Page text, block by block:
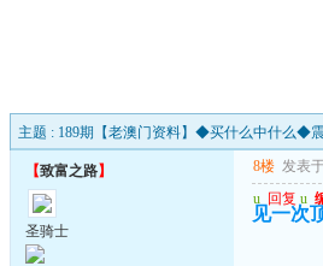
主题 : 189期【老澳门资料】◆买什么中什么◆震
【致富之路】
圣骑士
8楼 发表
u 回复 u
见一次